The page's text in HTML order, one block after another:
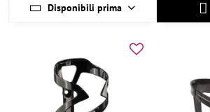
Disponibili prima